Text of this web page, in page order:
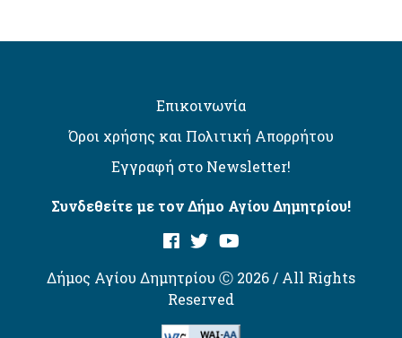
Επικοινωνία
Όροι χρήσης και Πολιτική Απορρήτου
Εγγραφή στο Newsletter!
Συνδεθείτε με τον Δήμο Αγίου Δημητρίου!
Δήμος Αγίου Δημητρίου Ⓒ 2026 / All Rights
Reserved